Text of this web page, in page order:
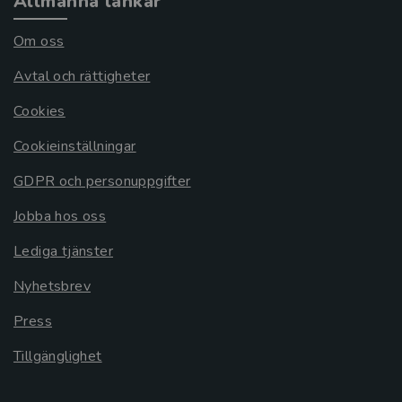
Om oss
Avtal och rättigheter
Cookies
Cookieinställningar
GDPR och personuppgifter
Jobba hos oss
Lediga tjänster
Nyhetsbrev
Press
Tillgänglighet